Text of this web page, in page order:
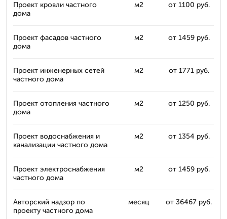
Проект кровли частного
дома
м2 от 1100 руб.
Проект фасадов частного
дома
м2 от 1459 руб.
Проект инженерных сетей
частного дома
м2 от 1771 руб.
Проект отопления частного
дома
м2 от 1250 руб.
Проект водоснабжения и
канализации частного дома
м2 от 1354 руб.
Проект электроснабжения
частного дома
м2 от 1459 руб.
Авторский надзор по
проекту частного дома
месяц от 36467 руб.